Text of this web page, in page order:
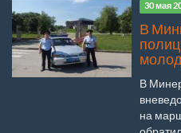
30 мая
В
В
на